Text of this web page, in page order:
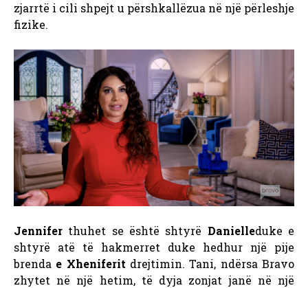
zjarrtë i cili shpejt u përshkallëzua në një përleshje
fizike.
Jennifer thuhet se është shtyrë Danielleduke e
shtyrë atë të hakmerret duke hedhur një pije
brenda e Xheniferit drejtimin. Tani, ndërsa Bravo
zhytet në një hetim, të dyja zonjat janë në një